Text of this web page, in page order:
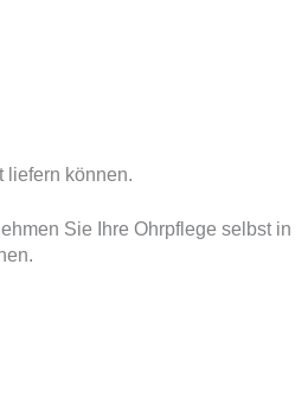
liefern können.
Sie Ihre Ohrpflege selbst in